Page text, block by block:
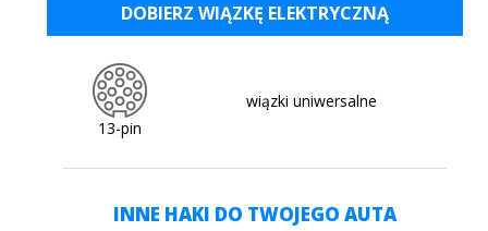
Henryk (opinia nie powiązana z zakupem)
Świetnie wyglądajacy przed jak i po
montażu niewidoczne wyciecie zderzaka
DOBIERZ WIĄZKĘ ELEKTRYCZNĄ
13-pin
wiązki uniwersalne
INNE HAKI DO TWOJEGO AUTA